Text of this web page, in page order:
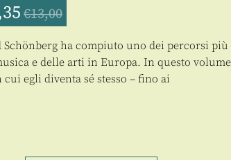
€13,00
ha compiuto uno dei percorsi
e delle arti in Europa. In questo
egli diventa sé stesso – fino ai